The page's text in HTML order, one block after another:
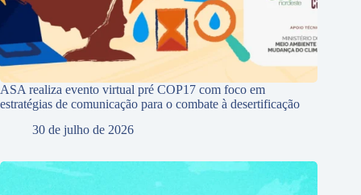
ASA realiza evento virtual pré COP17 com foco em
estratégias de comunicação para o combate à desertificação
30 de julho de 2026